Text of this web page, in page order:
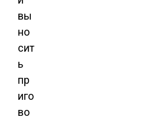
вы
но
сит
ь
пр
иго
во